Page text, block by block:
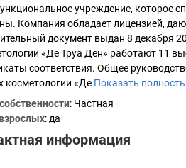
учреждение, которое
Компания обладает лицензией,
документ выдан 8 декабря
«Де Труа Ден» работают 11
соответствия. Общее
косметологии «Де Показать
: Частная
: да
информация